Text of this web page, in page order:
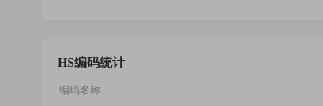
HS编码统计
编码名称